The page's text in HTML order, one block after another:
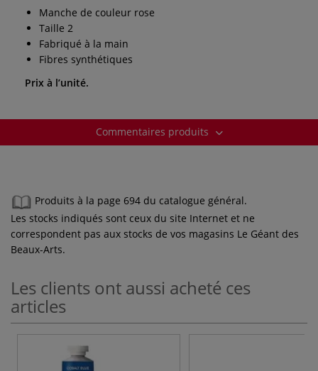
Manche de couleur rose
Taille 2
Fabriqué à la main
Fibres synthétiques
Prix à l’unité.
Commentaires produits
Produits à la page 694 du catalogue général.
Les stocks indiqués sont ceux du site Internet et ne
correspondent pas aux stocks de vos magasins Le Géant des
Beaux-Arts.
Les clients ont aussi acheté ces
articles